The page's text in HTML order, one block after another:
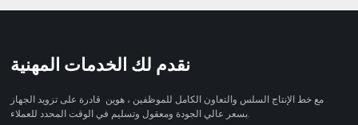
نقدم لك الخدمات المهنية
مع خط الإنتاج السلس والتعاون الكامل للموظفين ، هوين قادرة على تزويد الجهاز
بسعر عالي الجودة ومعقول وتسليم في الوقت المحدد للعملاء.